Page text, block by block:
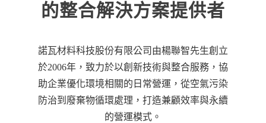
的整合解決方案提供者
諾瓦材料科技股份有限公司由楊聯智先生創立
於2006年，致力於以創新技術與整合服務，協
助企業優化環境相關的日常營運，從空氣污染
防治到廢棄物循環處理，打造兼顧效率與永續
的營運模式。